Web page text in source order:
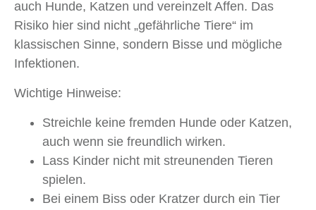
auch Hunde, Katzen und vereinzelt Affen. Das
Risiko hier sind nicht „gefährliche Tiere“ im
klassischen Sinne, sondern Bisse und mögliche
Infektionen.
Wichtige Hinweise:
Streichle keine fremden Hunde oder Katzen,
auch wenn sie freundlich wirken.
Lass Kinder nicht mit streunenden Tieren
spielen.
Bei einem Biss oder Kratzer durch ein Tier